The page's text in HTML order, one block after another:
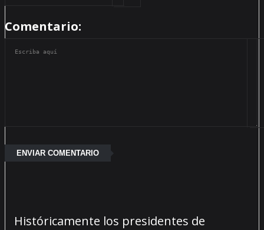
Comentario:
Históricamente los presidentes de